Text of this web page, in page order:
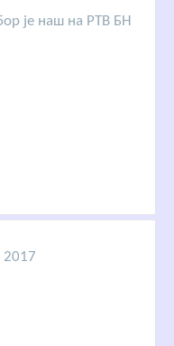
је наш на РТВ БН
2017